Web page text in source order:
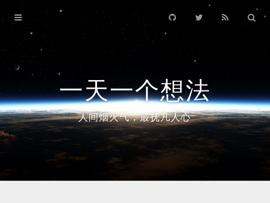
一天一个想法
人间烟火气，最抚凡人心
Home